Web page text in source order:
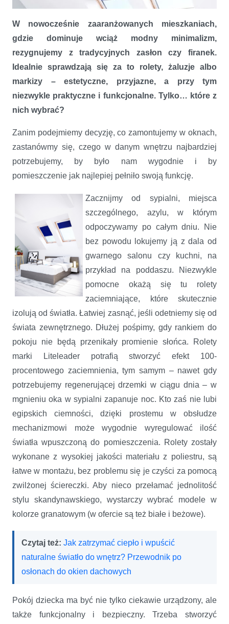
W nowocześnie zaaranżowanych mieszkaniach,
gdzie dominuje wciąż modny minimalizm,
rezygnujemy z tradycyjnych zasłon czy firanek.
Idealnie sprawdzają się za to rolety, żaluzje albo
markizy – estetyczne, przyjazne, a przy tym
niezwykle praktyczne i funkcjonalne. Tylko… które z
nich wybrać?
Zanim podejmiemy decyzję, co zamontujemy w oknach,
zastanówmy się, czego w danym wnętrzu najbardziej
potrzebujemy, by było nam wygodnie i by
pomieszczenie jak najlepiej pełniło swoją funkcję.
Zacznijmy od sypialni, miejsca
szczególnego, azylu, w którym
odpoczywamy po całym dniu. Nie
bez powodu lokujemy ją z dala od
gwarnego salonu czy kuchni, na
przykład na poddaszu. Niezwykle
pomocne okażą się tu rolety
zaciemniające, które skutecznie
izolują od światła. Łatwiej zasnąć, jeśli odetniemy się od
świata zewnętrznego. Dłużej pośpimy, gdy rankiem do
pokoju nie będą przenikały promienie słońca. Rolety
marki Liteleader potrafią stworzyć efekt 100-
procentowego zaciemnienia, tym samym – nawet gdy
potrzebujemy regenerującej drzemki w ciągu dnia – w
mgnieniu oka w sypialni zapanuje noc. Kto zaś nie lubi
egipskich ciemności, dzięki prostemu w obsłudze
mechanizmowi może wygodnie wyregulować ilość
światła wpuszczoną do pomieszczenia. Rolety zostały
wykonane z wysokiej jakości materiału z poliestru, są
łatwe w montażu, bez problemu się je czyści za pomocą
zwilżonej ściereczki. Aby nieco przełamać jednolitość
stylu skandynawskiego, wystarczy wybrać modele w
kolorze granatowym (w ofercie są też białe i beżowe).
Czytaj też: Jak zatrzymać ciepło i wpuścić
naturalne światło do wnętrz? Przewodnik po
osłonach do okien dachowych
Pokój dziecka ma być nie tylko ciekawie urządzony, ale
także funkcjonalny i bezpieczny. Trzeba stworzyć